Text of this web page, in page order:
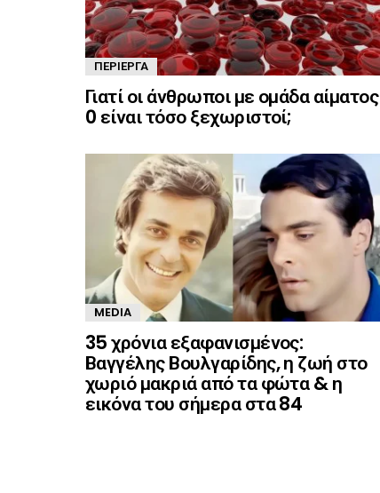
ΠΕΡΊΕΡΓΑ
Γιατί οι άνθρωποι με ομάδα αίματος
0 είναι τόσο ξεχωριστοί;
MEDIA
35 χρόνια εξαφανισμένος:
Βαγγέλης Βουλγαρίδης, η ζωή στο
χωριό μακριά από τα φώτα & η
εικόνα του σήμερα στα 84